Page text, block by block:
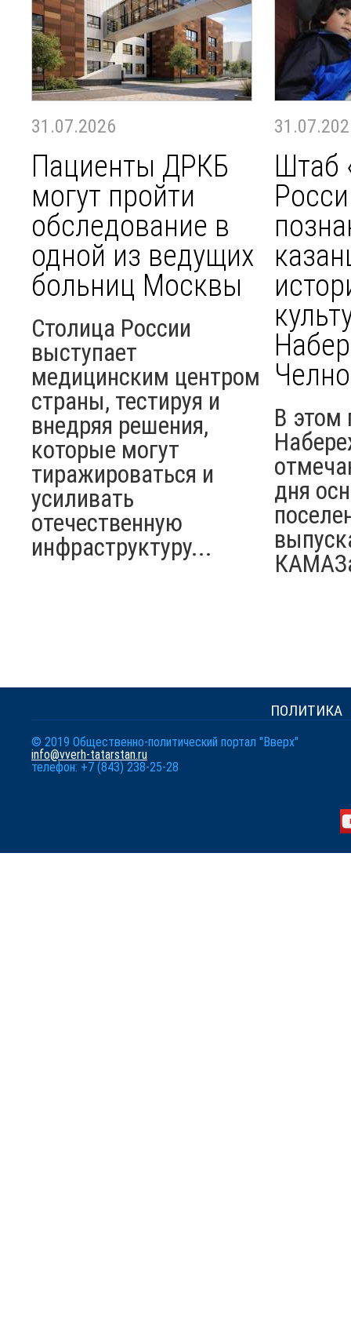
31.07.2026
Пациенты ДРКБ
могут пройти
обследование в
одной из ведущих
больниц Москвы
Столица России
выступает
медицинским центром
страны, тестируя и
внедряя решения,
которые могут
тиражироваться и
усиливать
отечественную
инфраструктуру...
Штаб
В этом
дня
ПОЛИТИКА
© 2019 Общественно-политический портал "Вверх"
info@vverh-tatarstan.ru
телефон: +7 (843) 238-25-28